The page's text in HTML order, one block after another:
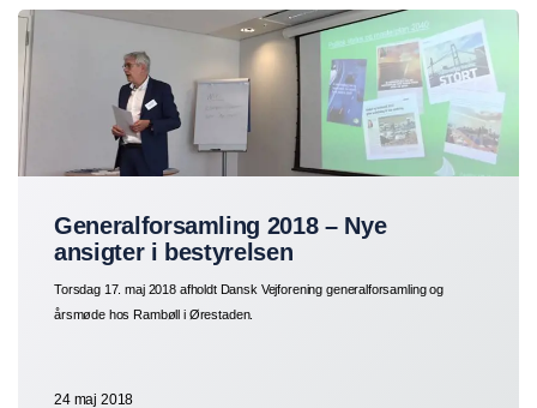
Generalforsamling 2018 – Nye
ansigter i bestyrelsen
Torsdag 17. maj 2018 afholdt Dansk Vejforening generalforsamling og
årsmøde hos Rambøll i Ørestaden.
24 maj 2018